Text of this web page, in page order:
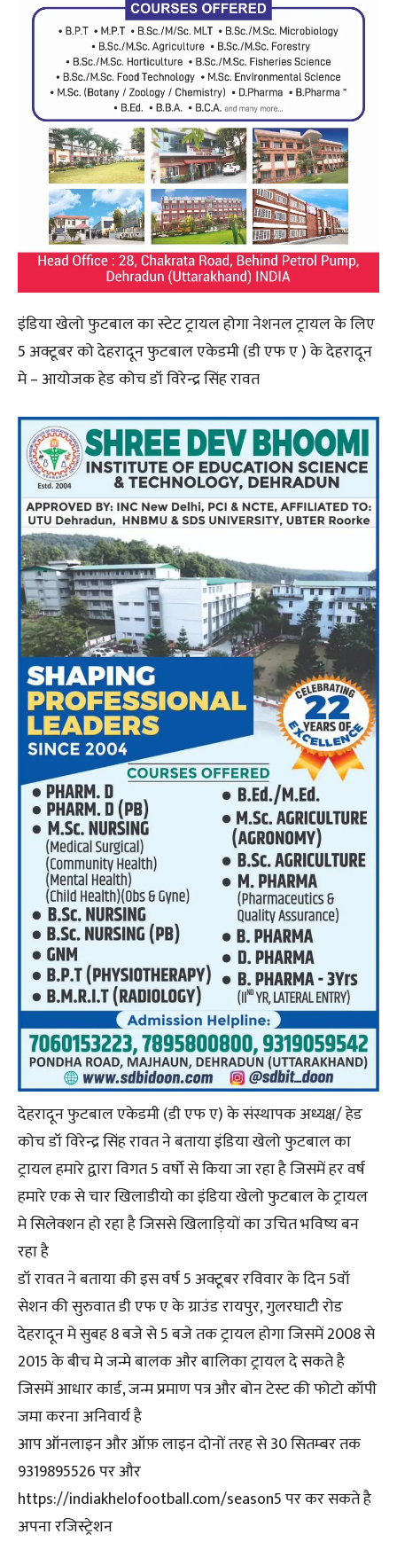
इंडिया खेलो फुटबाल का स्टेट ट्रायल होगा नेशनल ट्रायल के लिए
5 अक्टूबर को देहरादून फुटबाल एकेडमी (डी एफ ए ) के देहरादून
मे – आयोजक हेड कोच डॉ विरेन्द्र सिंह रावत
देहरादून फुटबाल एकेडमी (डी एफ ए) के संस्थापक अध्यक्ष/ हेड
कोच डॉ विरेन्द्र सिंह रावत ने बताया इंडिया खेलो फुटबाल का
ट्रायल हमारे द्वारा विगत 5 वर्षो से किया जा रहा है जिसमें हर वर्ष
हमारे एक से चार खिलाडीयो का इंडिया खेलो फुटबाल के ट्रायल
मे सिलेक्शन हो रहा है जिससे खिलाड़ियों का उचित भविष्य बन
रहा है
डॉ रावत ने बताया की इस वर्ष 5 अक्टूबर रविवार के दिन 5वॉ
सेशन की सुरुवात डी एफ ए के ग्राउंड रायपुर, गुलरघाटी रोड
देहरादून मे सुबह 8 बजे से 5 बजे तक ट्रायल होगा जिसमें 2008 से
2015 के बीच मे जन्मे बालक और बालिका ट्रायल दे सकते है
जिसमें आधार कार्ड, जन्म प्रमाण पत्र और बोन टेस्ट की फोटो कॉपी
जमा करना अनिवार्य है
आप ऑनलाइन और ऑफ़ लाइन दोनों तरह से 30 सितम्बर तक
9319895526 पर और
https://indiakhelofootball.com/season5 पर कर सकते है
अपना रजिस्ट्रेशन